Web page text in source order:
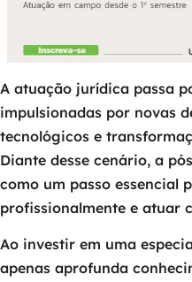
A atuação jurídica passa
impulsionadas por novas
tecnológicos e
Diante desse cenário, a
como um passo essencial
profissionalmente e atuar
Ao investir em uma
apenas aprofunda